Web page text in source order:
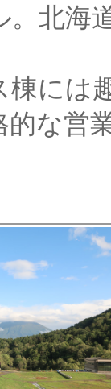
。北海
棟には
な営